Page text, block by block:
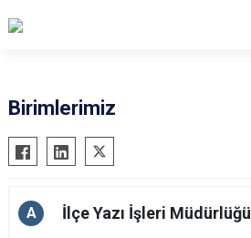
Cumayeri
Akçakoca
Çilimli
Gölyaka
Birimlerimiz
A İlçe Yazı İşleri Müdürlüğü